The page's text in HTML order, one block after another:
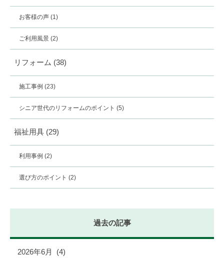
お客様の声 (1)
ご利用風景 (2)
リフォーム (38)
施工事例 (23)
シニア世代のリフォームのポイント (5)
福祉用具 (29)
利用事例 (2)
選び方のポイント (2)
過去の記事
2026年6月 (4)